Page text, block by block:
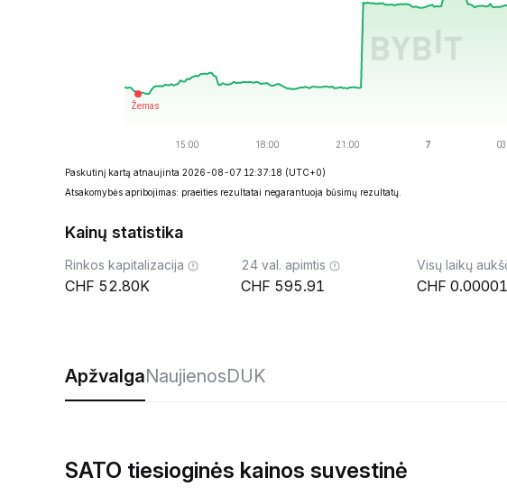
Paskutinį kartą atnaujinta 2026-08-07 12:37:18 (UTC+0)
Atsakomybės apribojimas: praeities rezultatai negarantuoja būsimų rezultatų.
Kainų statistika
Rinkos kapitalizacija
52.80K
24 val. apimtis
595.91
Visų laikų
ApžvalgaNaujienosDUK
SATO tiesioginės kainos suvestinė